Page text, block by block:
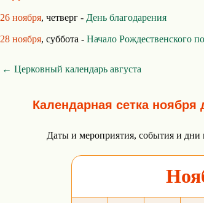
26 ноября, четверг - День благодарения
28 ноября, суббота - Начало Рождественского
← Церковный календарь августа
Календарная сетка ноября
Даты и мероприятия, события и дни